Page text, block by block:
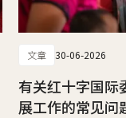
文章 30-06-2026
有关红十字国际
展工作的常见问